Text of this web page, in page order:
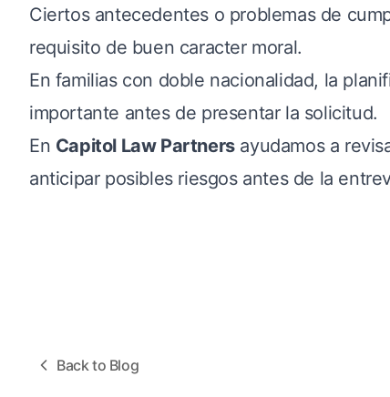
Ciertos antecedentes o problemas de
requisito de buen caracter moral.
En familias con doble nacionalidad, la
importante antes de presentar la solicitud.
En Capitol Law Partnersayudamos a
anticipar posibles riesgos antes de la
Back to Blog